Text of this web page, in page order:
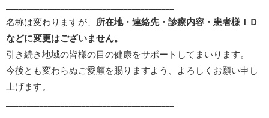
名称は変わりますが、 所在地・連絡先・診療内容・患者様ＩＤ
などに変更はございません。
引き続き地域の皆様の目の健康をサポートしてまいります。
今後とも変わらぬご愛顧を賜りますよう、よろしくお願い申し
上げます。